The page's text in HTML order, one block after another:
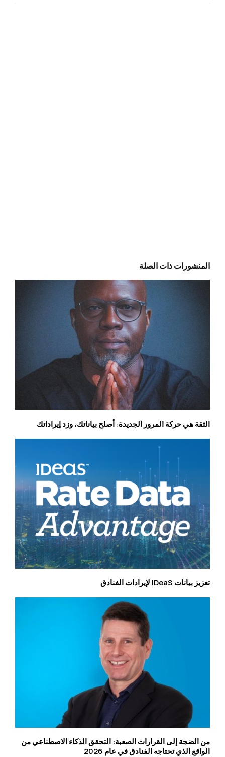
المنشورات ذات الصلة
الثقة هي حركة المرور الجديدة: أصلح بياناتك، وزد إيراداتك
تعزيز بيانات IDeaS لإيرادات الفنادق
من الضجة إلى القرارات الصعبة: التحقق الذكاء الاصطناعي من
الواقع الذي تحتاجه الفنادق في عام 2026